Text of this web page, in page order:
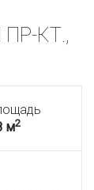
КТ.,
м2